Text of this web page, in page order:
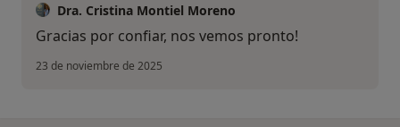
Dra. Cristina Montiel Moreno
Gracias por confiar, nos vemos pronto!
23 de noviembre de 2025